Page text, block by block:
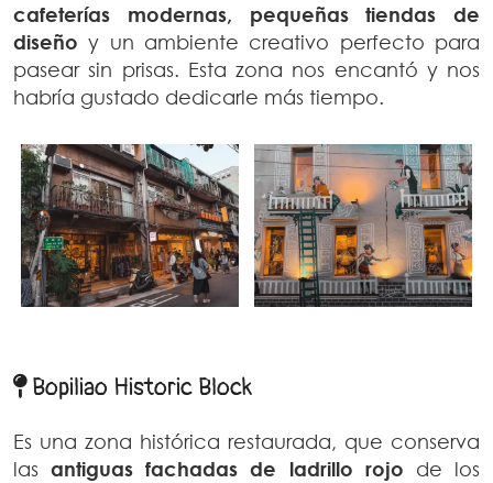
cafeterías modernas, pequeñas tiendas de
diseño y un ambiente creativo perfecto para
pasear sin prisas. Esta zona nos encantó y nos
habría gustado dedicarle más tiempo.
Bopiliao Historic Block
Es una zona histórica restaurada, que conserva
lasantiguas fachadas de ladrillo rojo de los